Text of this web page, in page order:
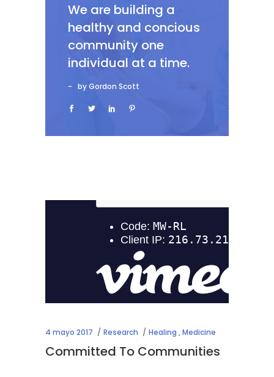
We are building a
healthy and concious
community one
individual at a time.
by Gordon Scott
4 mayo 2017 Research Healing ,Medicine
Committed To Communities